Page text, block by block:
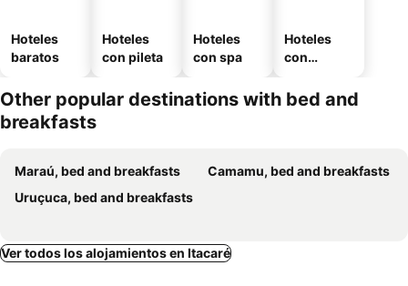
Hoteles
baratos
Hoteles
con pileta
Hoteles
con spa
Hoteles
con
miento
Other popular destinations with bed and
breakfasts
Maraú, bed and breakfasts
Camamu, bed and breakfasts
Uruçuca, bed and breakfasts
Ver todos los alojamientos en Itacaré